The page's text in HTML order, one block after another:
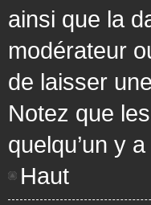
ainsi que la
modérateur
de laisser
Notez que
quelqu’un y
Haut